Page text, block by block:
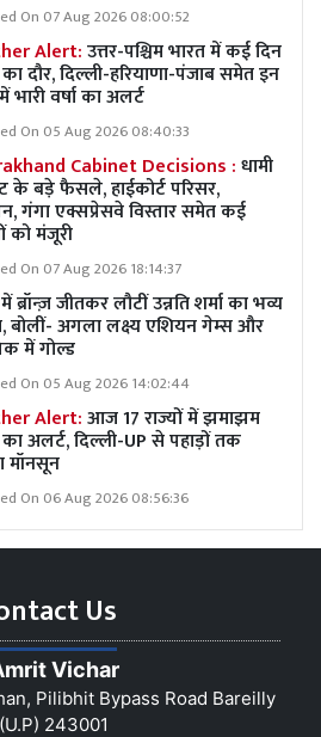
On 07 Aug 2026 08:00:52
Alert:उत्तर-पश्चिम भारत में कई दिन
दौर, दिल्ली-हरियाणा-पंजाब समेत इन
भारी वर्षा का अलर्ट
On 05 Aug 2026 08:40:33
Cabinet Decisions :धामी
के बड़े फैसले, हाईकोर्ट परिसर,
गंगा एक्सप्रेसवे विस्तार समेत कई
को मंजूरी
On 07 Aug 2026 18:14:37
ब्रॉन्ज़ जीतकर लौटीं उन्नति शर्मा का भव्य
बोलीं- अगला लक्ष्य एशियन गेम्स और
में गोल्ड
On 05 Aug 2026 14:02:44
Alert:आज 17 राज्यों में झमाझम
का अलर्ट, दिल्ली-UP से पहाड़ों तक
मॉनसून
On 06 Aug 2026 08:56:36
Us
Vichar
Pilibhit Bypass Road Bareilly
(U.P) 243001